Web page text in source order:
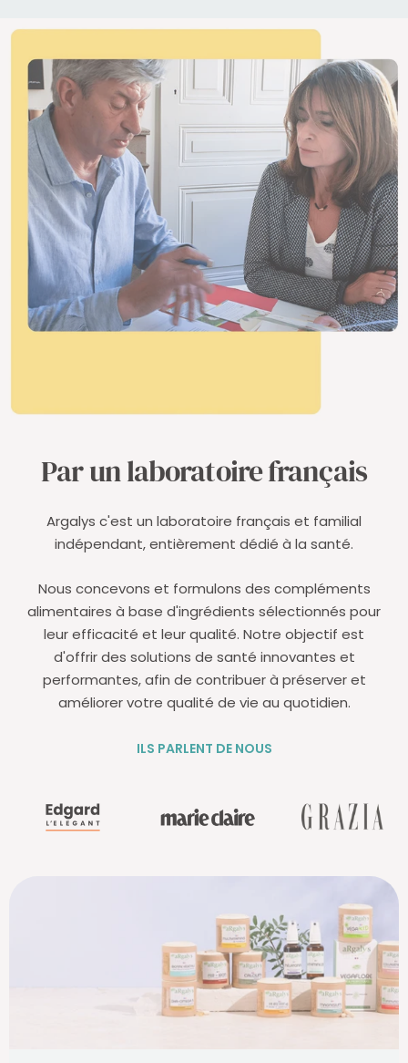
Par un laboratoire français
Argalys c'est un laboratoire français et familial
indépendant, entièrement dédié à la santé.
Nous concevons et formulons des compléments
alimentaires à base d'ingrédients sélectionnés pour
leur efficacité et leur qualité. Notre objectif est
d'offrir des solutions de santé innovantes et
performantes, afin de contribuer à préserver et
améliorer votre qualité de vie au quotidien.
ILS PARLENT DE NOUS